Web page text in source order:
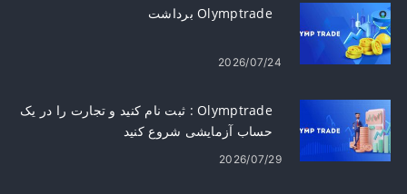
Olymptrade برداشت
2026/07/24
Olymptrade : ثبت نام کنید و تجارت را در یک
حساب آزمایشی شروع کنید
2026/07/29